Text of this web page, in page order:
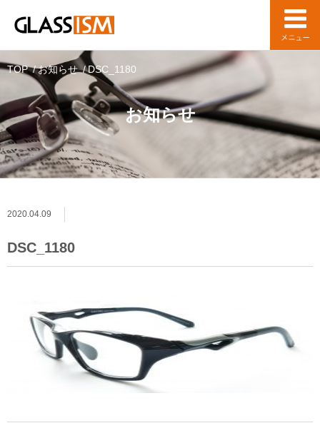
お知らせ
TOP お知らせ DSC_1180
2020.04.09
DSC_1180